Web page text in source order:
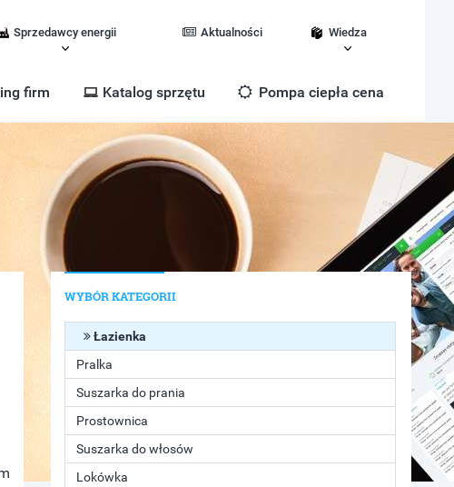
Sprzedawcy energii Aktualności Wiedza
firm Katalog sprzętu Pompa ciepła cena
WYBÓR KATEGORII
Łazienka
Pralka
Suszarka do prania
Prostownica
Suszarka do włosów
Lokówka